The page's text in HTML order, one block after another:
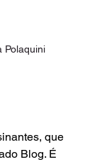
Polaquini
que
Blog. É